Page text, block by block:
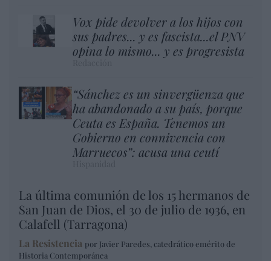
Vox pide devolver a los hijos con
sus padres... y es fascista...el PNV
opina lo mismo... y es progresista
“Sánchez es un sinvergüenza que
ha abandonado a su país, porque
Ceuta es España. Tenemos un
Gobierno en connivencia con
Marruecos”: acusa una ceutí
La última comunión de los 15 hermanos de
San Juan de Dios, el 30 de julio de 1936, en
Calafell (Tarragona)
La Resistencia por Javier Paredes, catedrático emérito de
Historia Contemporánea